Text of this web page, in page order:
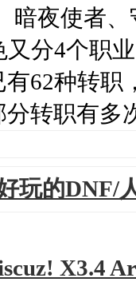
暗夜使者
分4个职
62种转
转职有多
好玩的
X3.4